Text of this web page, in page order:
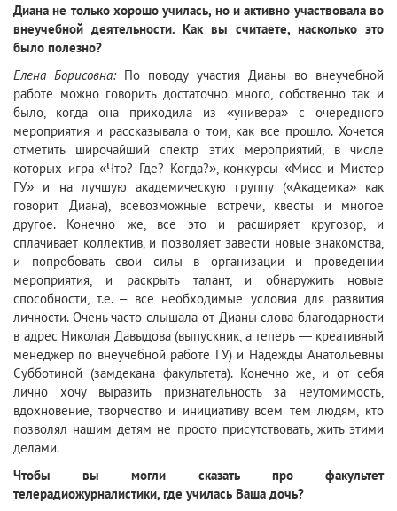
Диана не только хорошо училась, но и активно участвовала во
внеучебной деятельности. Как вы считаете, насколько это
было полезно?
Елена Борисовна:По поводу участия Дианы во внеучебной
работе можно говорить достаточно много, собственно так и
было, когда она приходила из «универа» с очередного
мероприятия и рассказывала о том, как все прошло. Хочется
отметить широчайший спектр этих мероприятий, в числе
которых игра «Что? Где? Когда?», конкурсы «Мисс и Мистер
ГУ» и на лучшую академическую группу («Академка» как
говорит Диана), всевозможные встречи, квесты и многое
другое. Конечно же, все это и расширяет кругозор, и
сплачивает коллектив, и позволяет завести новые знакомства,
и попробовать свои силы в организации и проведении
мероприятия, и раскрыть талант, и обнаружить новые
способности, т.е. – все необходимые условия для развития
личности. Очень часто слышала от Дианы слова благодарности
в адрес Николая Давыдова (выпускник, а теперь — креативный
менеджер по внеучебной работе ГУ) и Надежды Анатольевны
Субботиной (замдекана факультета). Конечно же, и от себя
лично хочу выразить признательность за неутомимость,
вдохновение, творчество и инициативу всем тем людям, кто
позволял нашим детям не просто присутствовать, жить этими
делами.
Чтобы вы могли сказать про факультет
телерадиожурналистики, где училась Ваша дочь?